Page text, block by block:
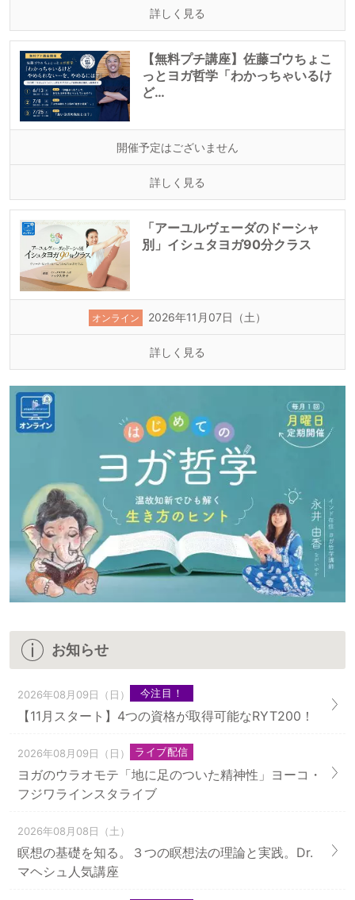
詳しく見る
【無料プチ講座】佐藤ゴウちょこ
っとヨガ哲学「わかっちゃいるけ
ど…
開催予定はございません
詳しく見る
「アーユルヴェーダのドーシャ
別」イシュタヨガ90分クラス
オンライン 2026年11月07日（土）
詳しく見る
お知らせ
2026年08月09日（日） 今注目！
【11月スタート】4つの資格が取得可能なRYT200！
2026年08月09日（日） ライブ配信
ヨガのウラオモテ「地に足のついた精神性」ヨーコ・
フジワラインスタライブ
2026年08月08日（土）
瞑想の基礎を知る。３つの瞑想法の理論と実践。Dr.
マヘシュ人気講座